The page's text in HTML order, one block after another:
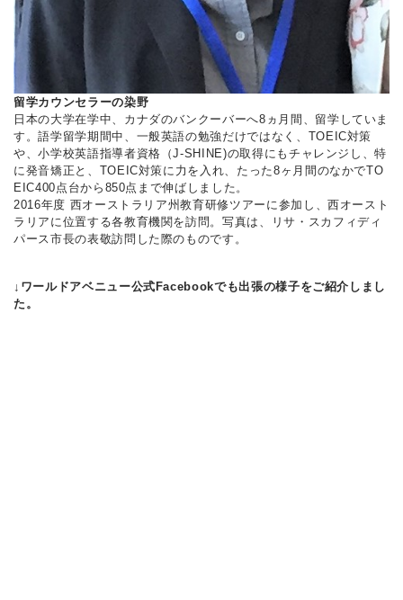
留学カウンセラーの染野
日本の大学在学中、カナダのバンクーバーへ8ヵ月間、留学していま
す。語学留学期間中、一般英語の勉強だけではなく、TOEIC対策
や、小学校英語指導者資格（J-SHINE)の取得にもチャレンジし、特
に発音矯正と、TOEIC対策に力を入れ、たった8ヶ月間のなかでTO
EIC400点台から850点まで伸ばしました。
2016年度 西オーストラリア州教育研修ツアーに参加し、西オースト
ラリアに位置する各教育機関を訪問。写真は、リサ・スカフィディ
パース市長の表敬訪問した際のものです。
↓ワールドアベニュー公式Facebookでも出張の様子をご紹介しまし
た。